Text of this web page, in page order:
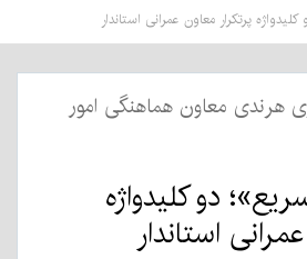
پرتکرار معاون عمرانی استاندار
هرندی معاون هماهنگی امور
دو کلیدواژه
استاندار